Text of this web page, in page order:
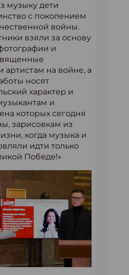
музыку дети
с поколением
войны.
взяли за основу
и
артистам на войне, а
носят
характер и
и
которых сегодня
зарисовкам из
когда музыка и
идти только
Победе!»